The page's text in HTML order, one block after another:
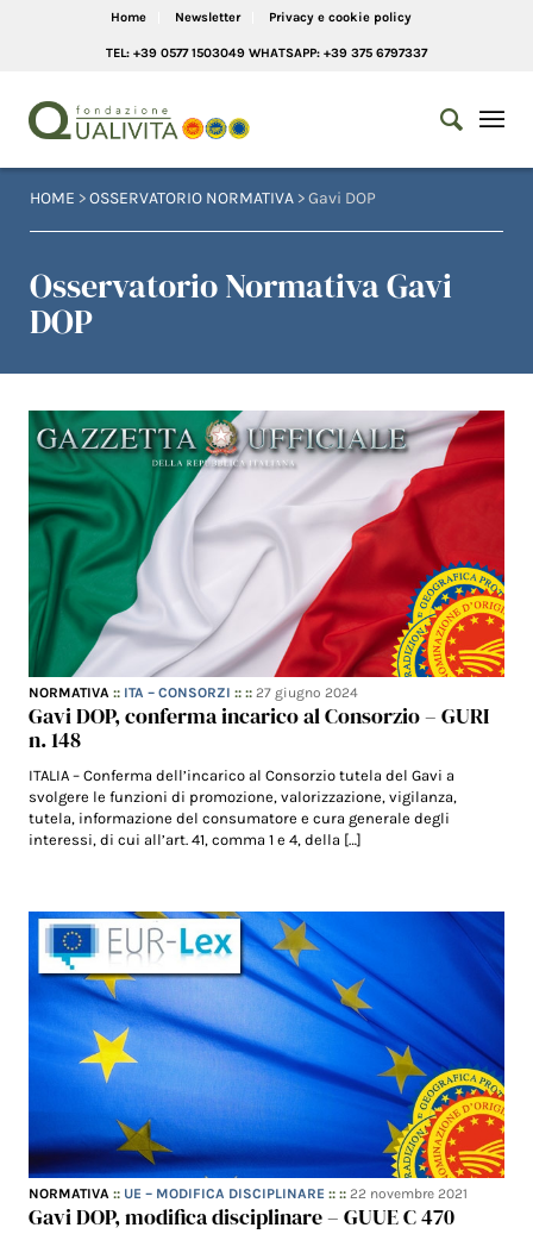
Home Newsletter Privacy e cookie policy
TEL: +39 0577 1503049 WHATSAPP: +39 375 6797337
HOME >OSSERVATORIO NORMATIVA > Gavi DOP
Osservatorio Normativa Gavi
DOP
NORMATIVA :: ITA – CONSORZI :: ::27 giugno 2024
Gavi DOP, conferma incarico al Consorzio – GURI
n. 148
ITALIA – Conferma dell’incarico al Consorzio tutela del Gavi a
svolgere le funzioni di promozione, valorizzazione, vigilanza,
tutela, informazione del consumatore e cura generale degli
interessi, di cui all’art. 41, comma 1 e 4, della […]
NORMATIVA :: UE – MODIFICA DISCIPLINARE :: ::22 novembre 2021
Gavi DOP, modifica disciplinare – GUUE C 470